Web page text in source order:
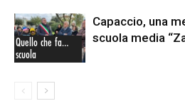
Quello che fa…
scuola
Capaccio, una
scuola media